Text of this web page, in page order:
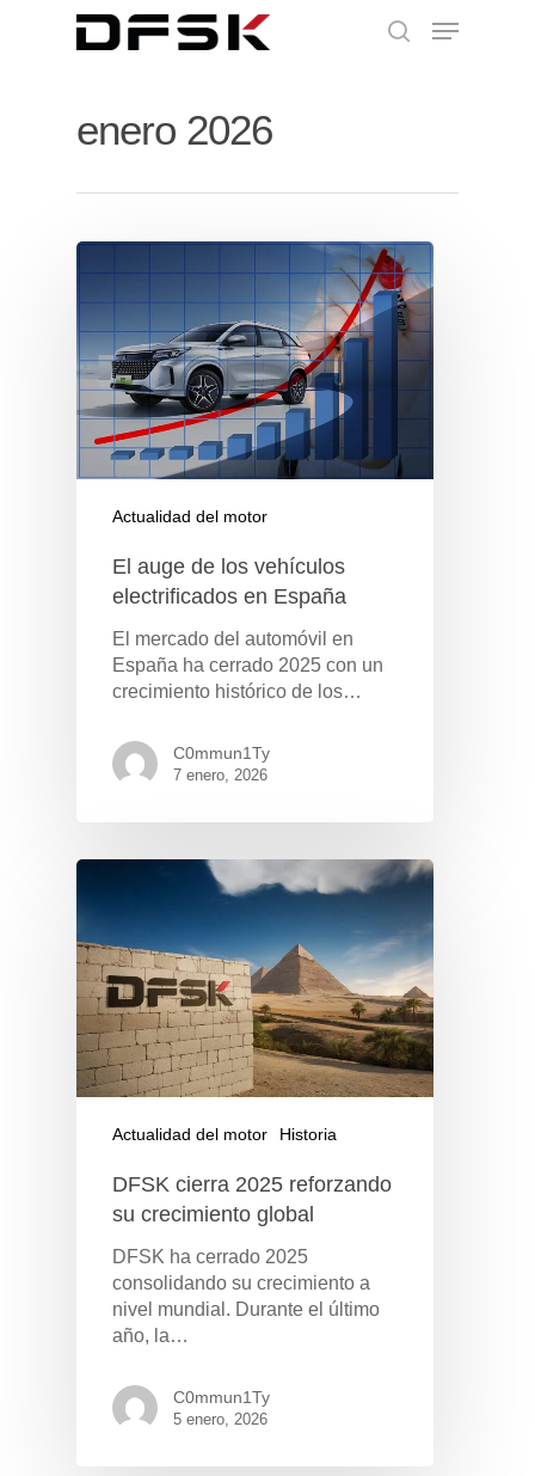
Pulse Enter para buscar o ESC para cerrar
enero 2026
Actualidad del motor
El auge de los vehículos
electrificados en España
El mercado del automóvil en
España ha cerrado 2025 con un
crecimiento histórico de los…
C0mmun1Ty
7 enero, 2026
Actualidad del motor Historia
DFSK cierra 2025 reforzando
su crecimiento global
DFSK ha cerrado 2025
consolidando su crecimiento a
nivel mundial. Durante el último
año, la…
C0mmun1Ty
5 enero, 2026